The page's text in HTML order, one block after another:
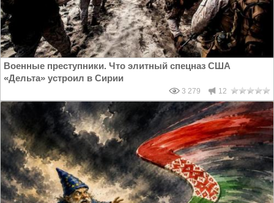
Военные преступники. Что элитный спецназ США
«Дельта» устроил в Сирии
3 279 12